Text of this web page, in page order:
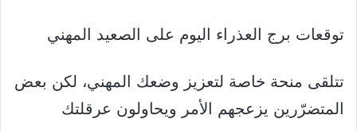
توقعات برج العذراء اليوم على الصعيد المهني
تتلقى منحة خاصة لتعزيز وضعك المهني، لكن بعض
المتضرّرين يزعجهم الأمر ويحاولون عرقلتك